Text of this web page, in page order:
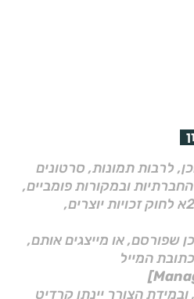
לרבות תמונות, סרטונים
ובמקורות פומביים,
בהתאם להוראות סעיף 27א לחוק זכויות יוצרים,
שפורסם, או מייצגים אותם,
המייל
הצורך יינתן קרדיט